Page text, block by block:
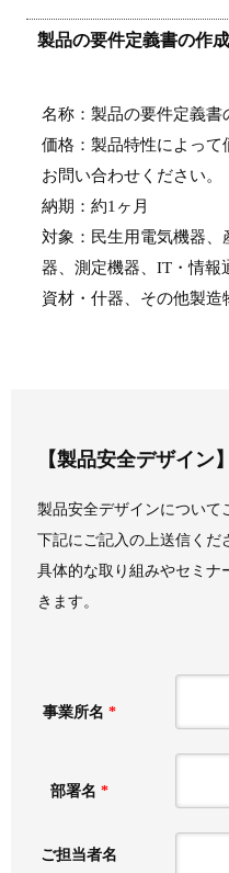
製品の要件定義書の作
名称：製品の要件定義書
価格：製品特性によって
お問い合わせください。
納期：約1ヶ月
対象：民生用電気機器
器、測定機器、IT・情報
資材・什器、その他製造
【製品安全デザイン
製品安全デザインについて
下記にご記入の上送信くだ
具体的な取り組みやセミナ
きます。
事業所名 *
部署名 *
ご担当者名